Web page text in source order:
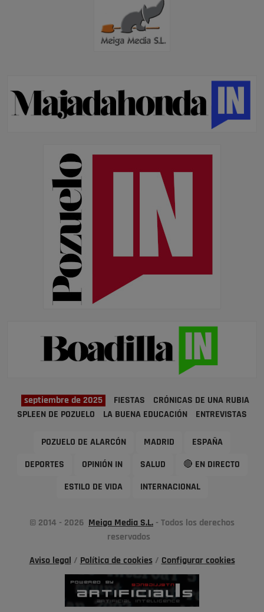
septiembre de 2025 FIESTAS
CRÓNICAS DE UNA RUBIA
SPLEEN DE POZUELO
LA BUENA EDUCACIÓN ENTREVISTAS
POZUELO DE ALARCÓN MADRID ESPAÑA
DEPORTES OPINIÓN IN SALUD 🔴 EN DIRECTO
ESTILO DE VIDA INTERNACIONAL
© 2014 - 2026 Meiga Media S.L. - Todos los derechos
reservados
Aviso legal / Política de cookies/ Configurar cookies